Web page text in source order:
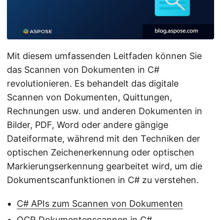
Mit diesem umfassenden Leitfaden können Sie
das Scannen von Dokumenten in C#
revolutionieren. Es behandelt das digitale
Scannen von Dokumenten, Quittungen,
Rechnungen usw. und anderen Dokumenten in
Bilder, PDF, Word oder andere gängige
Dateiformate, während mit den Techniken der
optischen Zeichenerkennung oder optischen
Markierungserkennung gearbeitet wird, um die
Dokumentscanfunktionen in C# zu verstehen.
C# APIs zum Scannen von Dokumenten